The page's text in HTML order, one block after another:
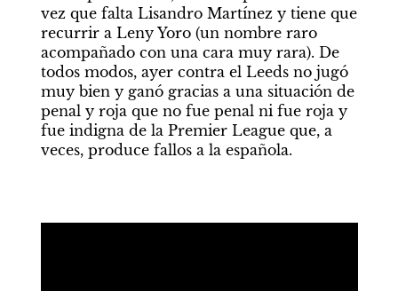
vez que falta Lisandro Martínez y tiene que
recurrir a Leny Yoro (un nombre raro
acompañado con una cara muy rara). De
todos modos, ayer contra el Leeds no jugó
muy bien y ganó gracias a una situación de
penal y roja que no fue penal ni fue roja y
fue indigna de la Premier League que, a
veces, produce fallos a la española.